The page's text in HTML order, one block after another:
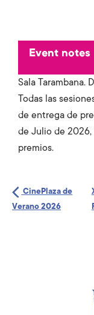
Event notes
Sala Tarambana.
Todas las
de entrega de
de Julio de
premios.
CinePlaza de
Verano 2026